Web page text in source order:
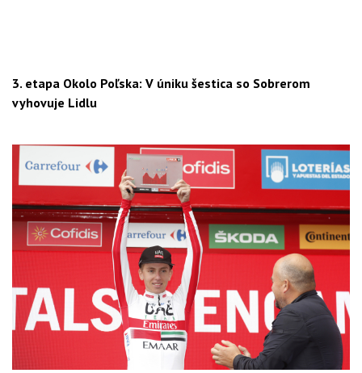
3. etapa Okolo Poľska: V úniku šestica so Sobrerom
vyhovuje Lidlu